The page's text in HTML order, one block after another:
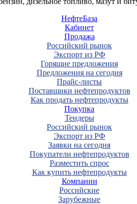
НефтеБаза
Кабинет
Продажа
Российский рынок
Экспорт из РФ
Горящие предложения
Предложения на сегодня
Прайс-листы
Поставщики нефтепродуктов
Как продать нефтепродукты
Покупка
Тендеры
Российский рынок
Экспорт из РФ
Заявки на сегодня
Покупатели нефтепродуктов
Разместить спрос
Как купить нефтепродукты
Компании
Российские
Зарубежные